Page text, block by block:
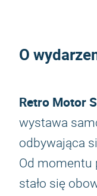
O
Retro Motor
wystawa
odbywająca
Od momentu
stało się